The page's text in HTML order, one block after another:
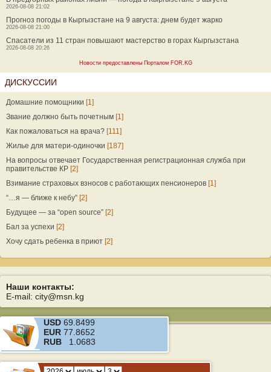
2026-08-08 21:02
Прогноз погоды в Кыргызстане на 9 августа: днем будет жарко
2026-08-08 21:00
Спасатели из 11 стран повышают мастерство в горах Кыргызстана
2026-08-08 20:26
Новости предоставлены Порталом FOR.KG
ДИСКУССИИ
Домашние помощники [1]
Звание должно быть почетным [1]
Как пожаловаться на врача? [111]
Жилье для матери-одиночки [187]
На вопросы отвечает Государственная регистрационная служба при
правительстве КР [2]
Взимание страховых взносов с работающих пенсионеров [1]
“…я — ближе к небу” [2]
Будущее — за “open source” [2]
Бал за успехи [2]
Хочу сдать ребенка в приют [2]
Наши контакты:
E-mail: city@msn.kg
USD 69.8499
EUR 77.8652
RUB 1.0683